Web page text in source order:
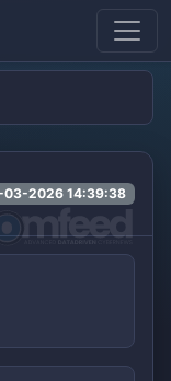
03-2026 14:39:38